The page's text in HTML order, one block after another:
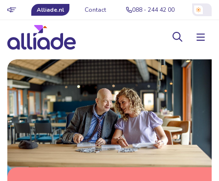
Alliade.nl Contact 088 - 244 42 00